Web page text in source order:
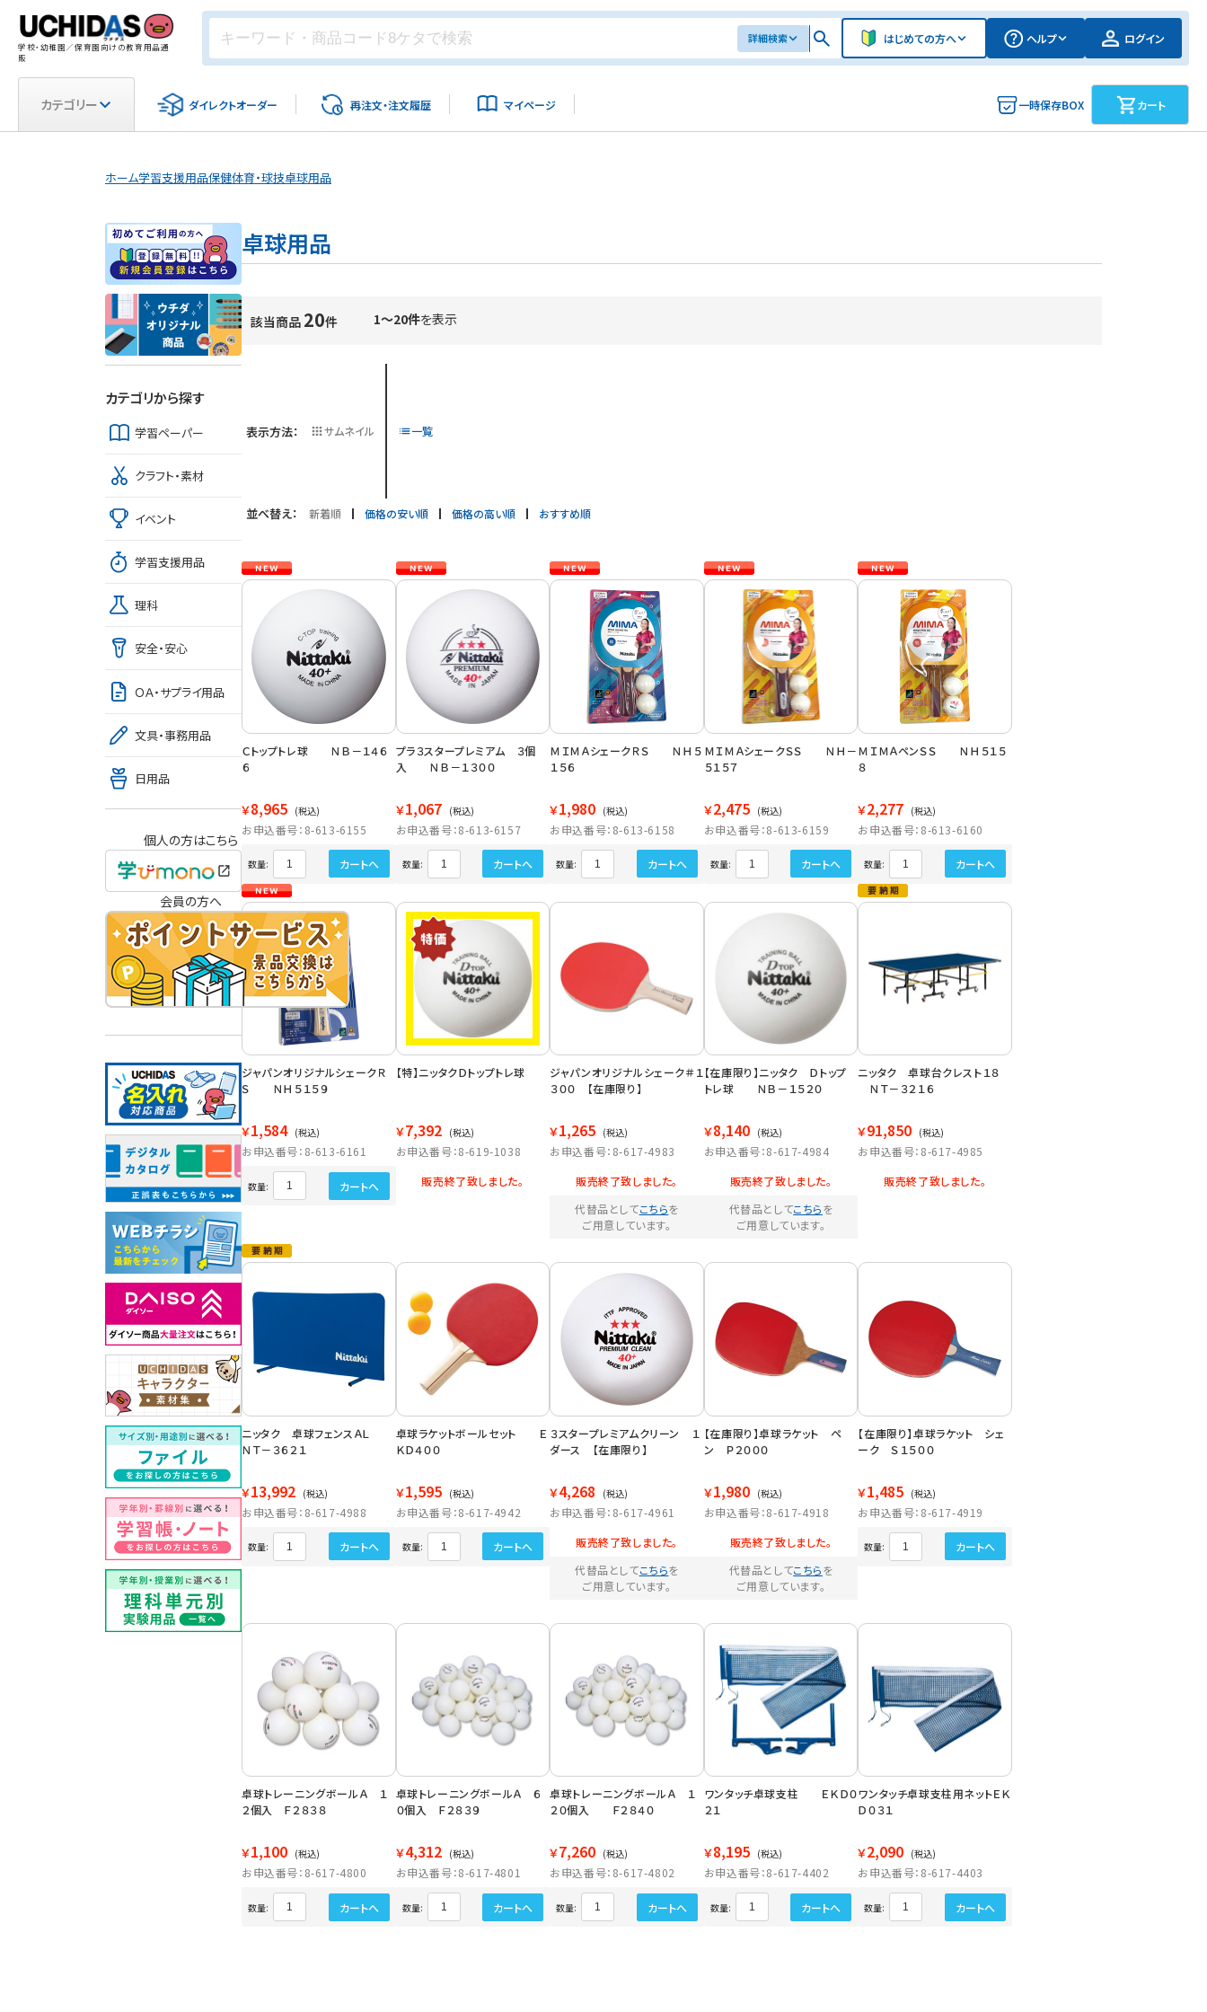
学校・幼稚園／保育園向けの教育用品通
販
詳細検索 はじめての方へ ヘルプ ログイン
カテゴリー ダイレクトオーダー 再注文・注文履歴 マイページ 一時保存BOX カート
ホーム学習支援用品保健体育・球技卓球用品
卓球用品
該当商品 20件 1～20件を表示
表示方法： サムネイル 一覧
並べ替え： 新着順 価格の安い順 価格の高い順 おすすめ順
Ｃトップトレ球 ＮＢ－１４６
６
￥8,965 (税込)
お申込番号：8-613-6155
数量: カートへ
プラ３スタープレミアム ３個
入 ＮＢ－１３００
￥1,067 (税込)
お申込番号：8-613-6157
数量: カートへ
ＭＩＭＡシェークＲＳ ＮＨ５
１５６
￥1,980 (税込)
お申込番号：8-613-6158
数量: カートへ
ＭＩＭＡシェークＳＳ ＮＨ－
５１５７
￥2,475 (税込)
お申込番号：8-613-6159
数量: カートへ
ＭＩＭＡペンＳＳ ＮＨ５１５
８
￥2,277 (税込)
お申込番号：8-613-6160
数量: カートへ
ジャパンオリジナルシェークＲ
Ｓ ＮＨ５１５９
￥1,584 (税込)
お申込番号：8-613-6161
数量: カートへ
【特】ニッタクＤトップトレ球
￥7,392 (税込)
お申込番号：8-619-1038
販売終了致しました。
ジャパンオリジナルシェーク＃１
３００ 【在庫限り】
￥1,265 (税込)
お申込番号：8-617-4983
販売終了致しました。
代替品としてこちらを
ご用意しています。
【在庫限り】ニッタク Ｄトップ
トレ球 ＮＢ－１５２０
￥8,140 (税込)
お申込番号：8-617-4984
販売終了致しました。
代替品としてこちらを
ご用意しています。
ニッタク 卓球台クレスト１８
ＮＴ－３２１６
￥91,850 (税込)
お申込番号：8-617-4985
販売終了致しました。
ニッタク 卓球フェンスＡＬ
ＮＴ－３６２１
￥13,992 (税込)
お申込番号：8-617-4988
数量: カートへ
卓球ラケットボールセット Ｅ
ＫＤ４００
￥1,595 (税込)
お申込番号：8-617-4942
数量: カートへ
３スタープレミアムクリーン １
ダース 【在庫限り】
￥4,268 (税込)
お申込番号：8-617-4961
販売終了致しました。
代替品としてこちらを
ご用意しています。
【在庫限り】卓球ラケット ペ
ン Ｐ２０００
￥1,980 (税込)
お申込番号：8-617-4918
販売終了致しました。
代替品としてこちらを
ご用意しています。
【在庫限り】卓球ラケット シェ
ーク Ｓ１５００
￥1,485 (税込)
お申込番号：8-617-4919
数量: カートへ
卓球トレーニングボールＡ １
２個入 Ｆ２８３８
￥1,100 (税込)
お申込番号：8-617-4800
数量: カートへ
卓球トレーニングボールＡ ６
０個入 Ｆ２８３９
￥4,312 (税込)
お申込番号：8-617-4801
数量: カートへ
卓球トレーニングボールＡ １
２０個入 Ｆ２８４０
￥7,260 (税込)
お申込番号：8-617-4802
数量: カートへ
ワンタッチ卓球支柱 ＥＫＤ０
２１
￥8,195 (税込)
お申込番号：8-617-4402
数量: カートへ
ワンタッチ卓球支柱用ネットＥＫ
Ｄ０３１
￥2,090 (税込)
お申込番号：8-617-4403
数量: カートへ
カテゴリから探す
学習ペーパー
クラフト・素材
イベント
学習支援用品
理科
安全・安心
ＯＡ・サプライ用品
文具・事務用品
日用品
個人の方はこちら
会員の方へ